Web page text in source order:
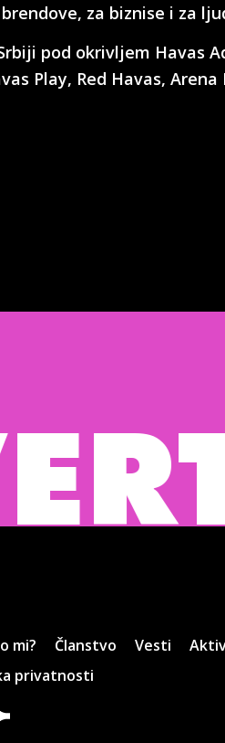
za biznise i za
pod okrivljem Havas
Play, Red Havas,
mi? Članstvo Vesti
privatnosti